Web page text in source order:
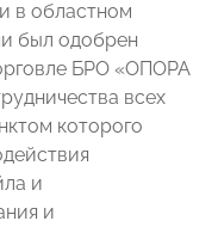
в областном
был одобрен
БРО «ОПОРА
всех
которого
и
и